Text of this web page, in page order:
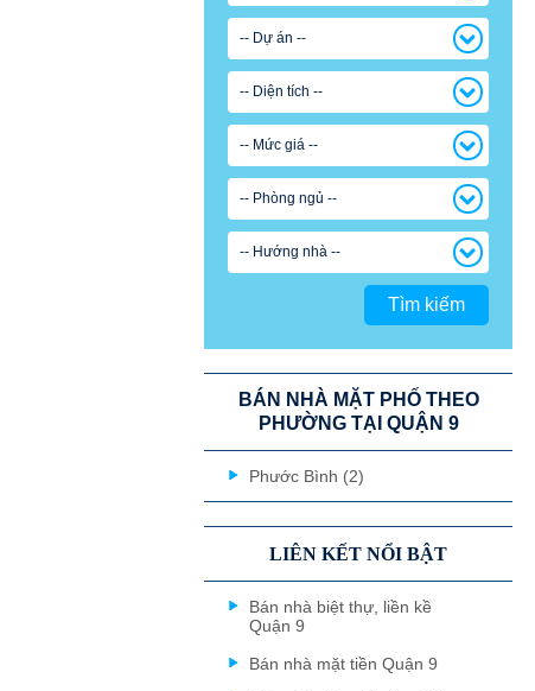
-- Dự án --
-- Diện tích --
-- Mức giá --
-- Phòng ngủ --
-- Hướng nhà --
Tìm kiếm
BÁN NHÀ MẶT PHỐ THEO
PHƯỜNG TẠI QUẬN 9
Phước Bình (2)
LIÊN KẾT NỔI BẬT
Bán nhà biệt thự, liền kề
Quận 9
Bán nhà mặt tiền Quận 9